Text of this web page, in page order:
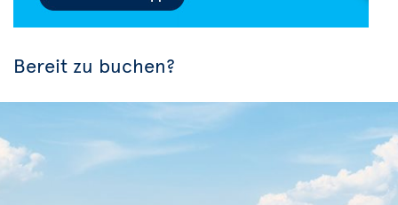
Bereit zu buchen?